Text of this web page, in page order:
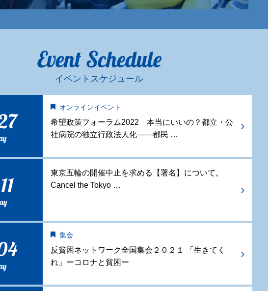
Event Schedule
イベントスケジュール
オンラインイベント
希望政策フォーラム2022 本当にいいの？都立・公
社病院の独立行政法人化——都民 …
東京五輪の開催中止を求める【署名】について。
Cancel the Tokyo …
集会
反貧困ネットワーク全国集会２０２１ 「生きてく
れ」ーコロナと貧困ー